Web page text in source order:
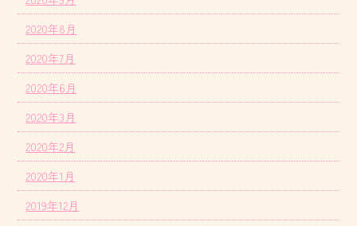
2020年8月
2020年7月
2020年6月
2020年3月
2020年2月
2020年1月
2019年12月